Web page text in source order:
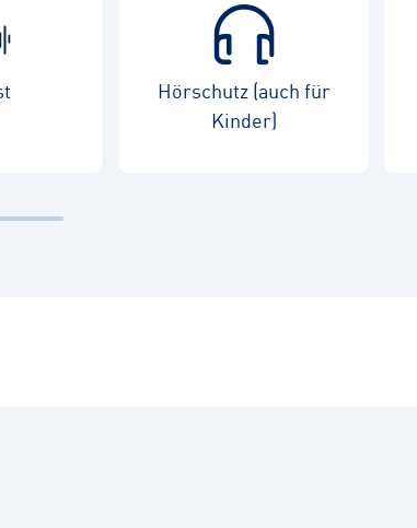
Hörschutz (auch für
Kinder)